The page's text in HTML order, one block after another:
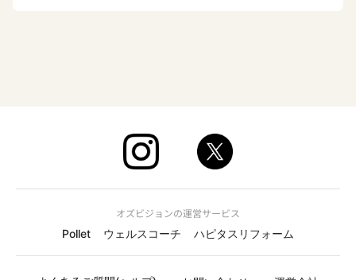
オズビジョンの運営サービス
Pollet
ウェルスコーチ ハピタスリフォーム